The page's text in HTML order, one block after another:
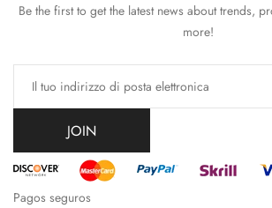
Be the first to get the latest news about trends,
more!
JOIN
Pagos seguros